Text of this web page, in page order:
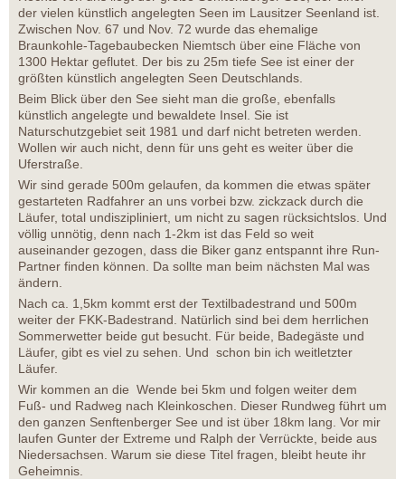
der vielen künstlich angelegten Seen im Lausitzer Seenland ist.
Zwischen Nov. 67 und Nov. 72 wurde das ehemalige
Braunkohle-Tagebaubecken Niemtsch über eine Fläche von
1300 Hektar geflutet. Der bis zu 25m tiefe See ist einer der
größten künstlich angelegten Seen Deutschlands.
Beim Blick über den See sieht man die große, ebenfalls
künstlich angelegte und bewaldete Insel. Sie ist
Naturschutzgebiet seit 1981 und darf nicht betreten werden.
Wollen wir auch nicht, denn für uns geht es weiter über die
Uferstraße.
Wir sind gerade 500m gelaufen, da kommen die etwas später
gestarteten Radfahrer an uns vorbei bzw. zickzack durch die
Läufer, total undiszipliniert, um nicht zu sagen rücksichtslos. Und
völlig unnötig, denn nach 1-2km ist das Feld so weit
auseinander gezogen, dass die Biker ganz entspannt ihre Run-
Partner finden können. Da sollte man beim nächsten Mal was
ändern.
Nach ca. 1,5km kommt erst der Textilbadestrand und 500m
weiter der FKK-Badestrand. Natürlich sind bei dem herrlichen
Sommerwetter beide gut besucht. Für beide, Badegäste und
Läufer, gibt es viel zu sehen. Und schon bin ich weitletzter
Läufer.
Wir kommen an die Wende bei 5km und folgen weiter dem
Fuß- und Radweg nach Kleinkoschen. Dieser Rundweg führt um
den ganzen Senftenberger See und ist über 18km lang. Vor mir
laufen Gunter der Extreme und Ralph der Verrückte, beide aus
Niedersachsen. Warum sie diese Titel fragen, bleibt heute ihr
Geheimnis.